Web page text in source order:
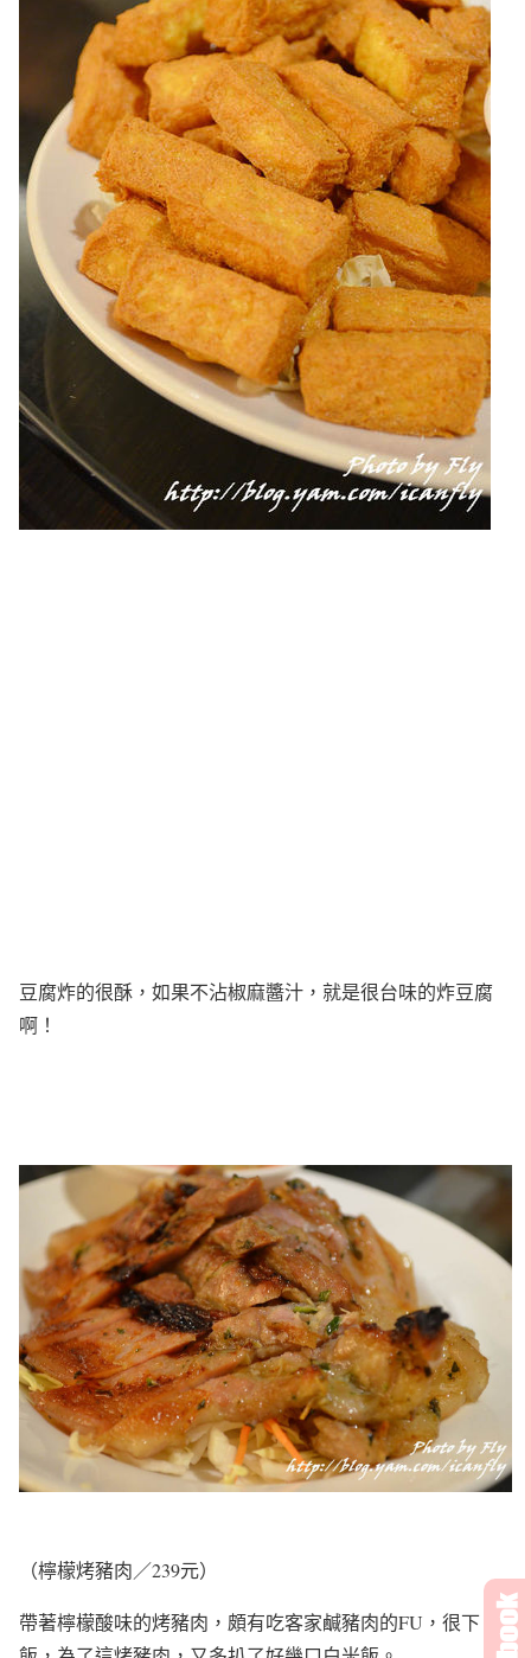
豆腐炸的很酥，如果不沾椒麻醬汁，就是很台味的炸豆腐
啊！
（檸檬烤豬肉／239元）
帶著檸檬酸味的烤豬肉，頗有吃客家鹹豬肉的FU，很下